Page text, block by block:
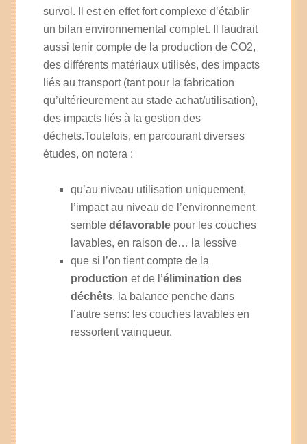
survol. Il est en effet fort complexe d’établir
un bilan environnemental complet. Il faudrait
aussi tenir compte de la production de CO2,
des différents matériaux utilisés, des impacts
liés au transport (tant pour la fabrication
qu’ultérieurement au stade achat/utilisation),
des impacts liés à la gestion des
déchets.Toutefois, en parcourant diverses
études, on notera :
qu’au niveau utilisation uniquement,
l’impact au niveau de l’environnement
sembledéfavorable pour les couches
lavables, en raison de… la lessive
que si l’on tient compte de la
production et de l’élimination des
déchêts, la balance penche dans
l’autre sens: les couches lavables en
ressortent vainqueur.